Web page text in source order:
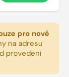
pro nové
na adresu
provedení